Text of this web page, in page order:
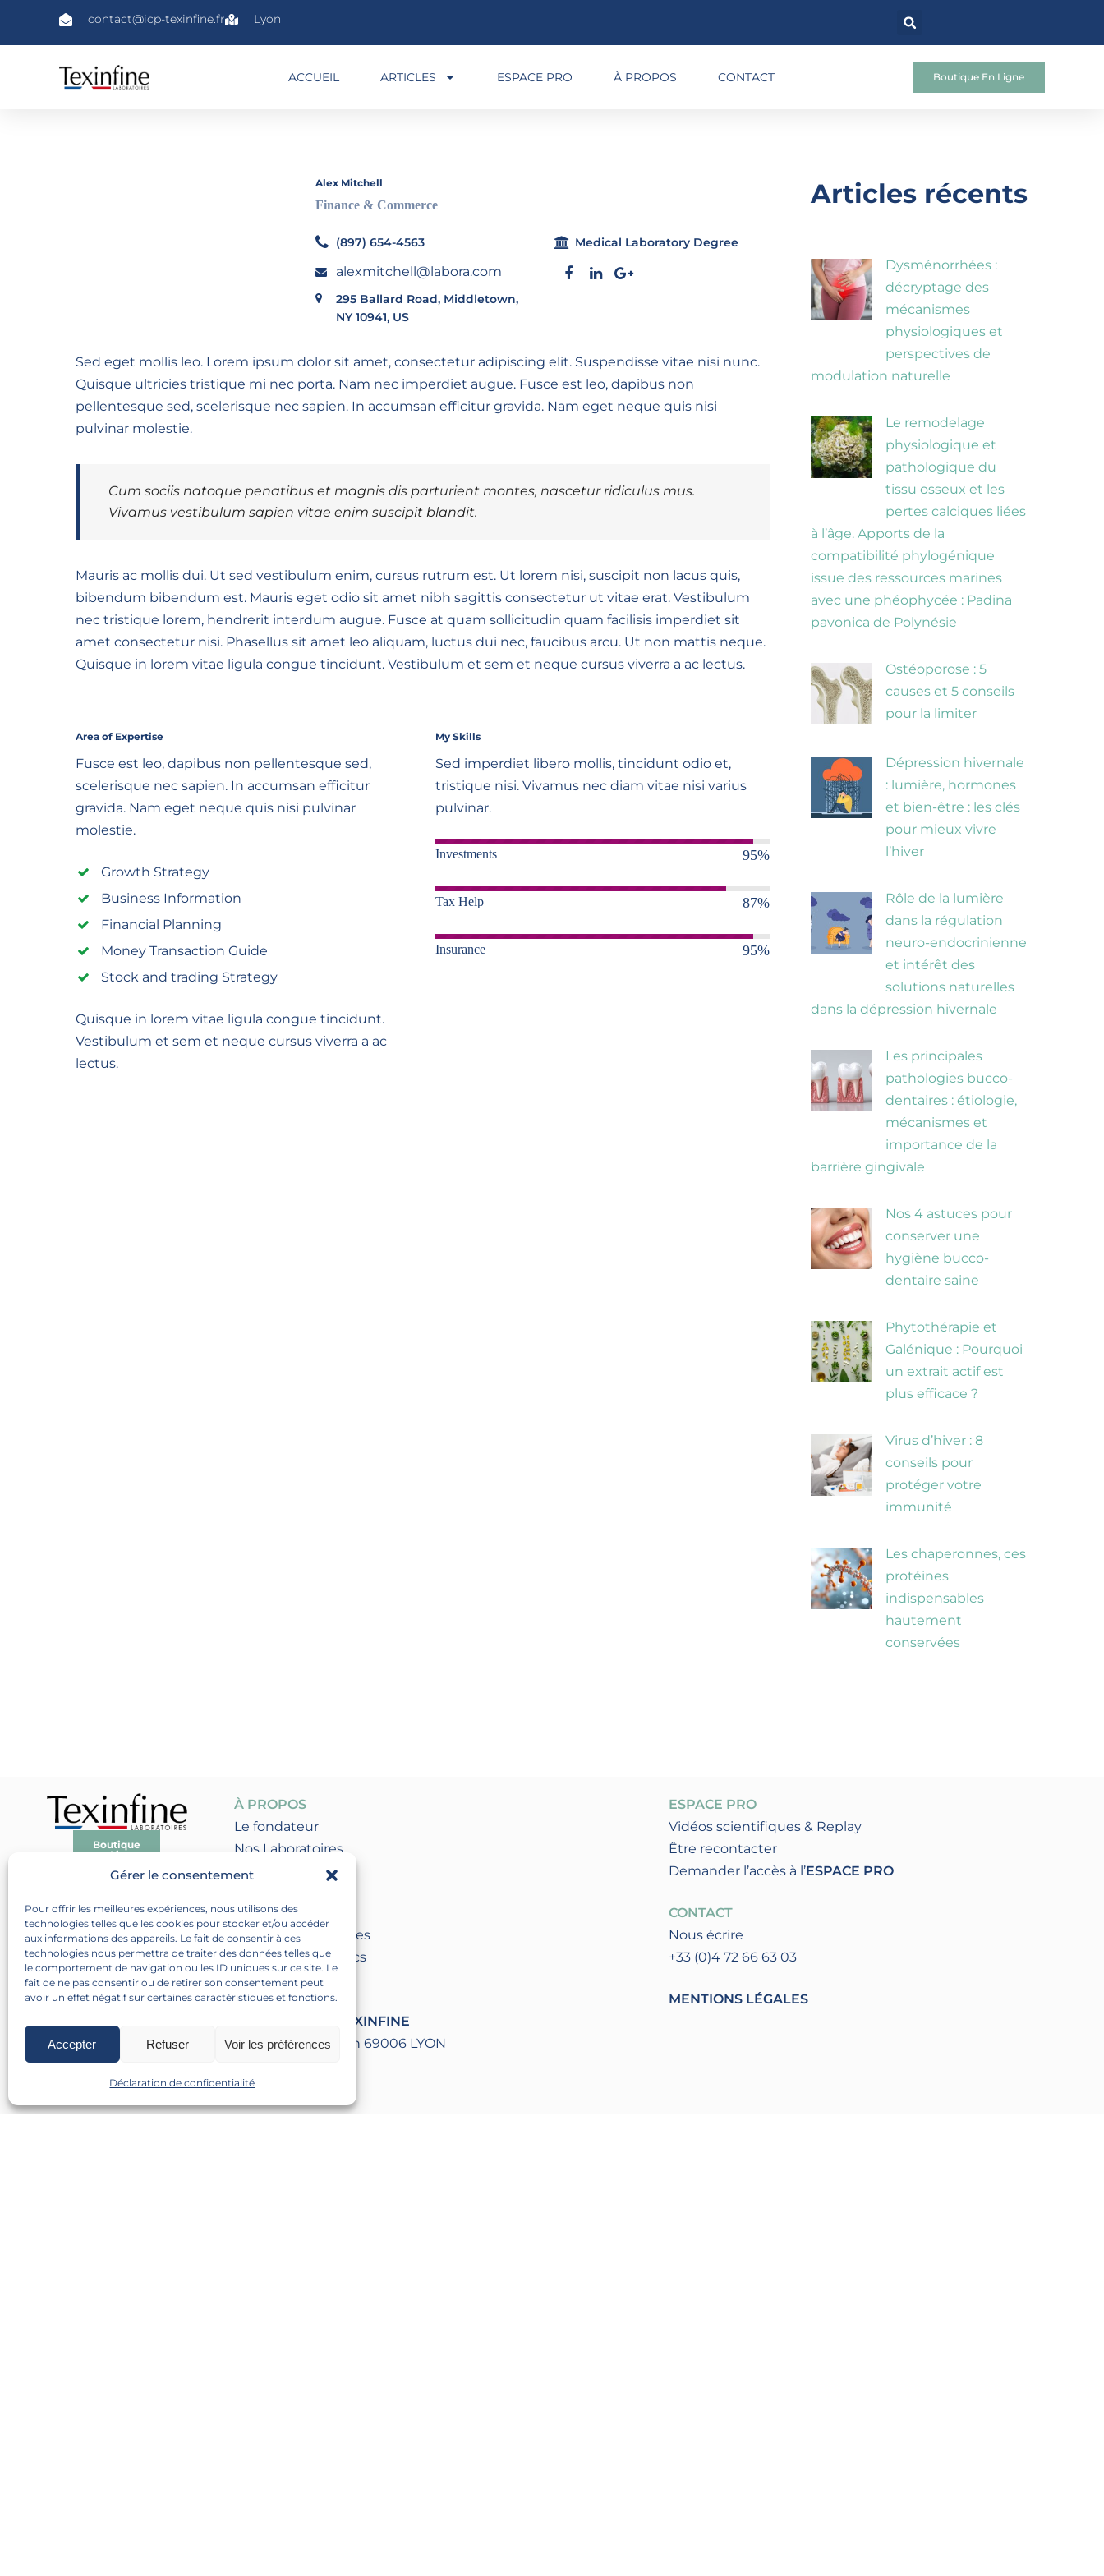
Gérer le consentement
Pour offrir les meilleures expériences, nous utilisons des
technologies telles que les cookies pour stocker et/ou accéder
aux informations des appareils. Le fait de consentir à ces
technologies nous permettra de traiter des données telles que
le comportement de navigation ou les ID uniques sur ce site. Le
fait de ne pas consentir ou de retirer son consentement peut
avoir un effet négatif sur certaines caractéristiques et fonctions.
Accepter Refuser Voir les préférences
Déclaration de confidentialité
contact@icp-texinfine.fr Lyon
ACCUEIL ARTICLES ESPACE PRO À PROPOS CONTACT Boutique En Ligne
Alex Mitchell
Finance & Commerce
(897) 654-4563
alexmitchell@labora.com
295 Ballard Road, Middletown,
NY 10941, US
Medical Laboratory Degree
Sed eget mollis leo. Lorem ipsum dolor sit amet, consectetur adipiscing elit. Suspendisse vitae nisi nunc.
Quisque ultricies tristique mi nec porta. Nam nec imperdiet augue. Fusce est leo, dapibus non
pellentesque sed, scelerisque nec sapien. In accumsan efficitur gravida. Nam eget neque quis nisi
pulvinar molestie.
Cum sociis natoque penatibus et magnis dis parturient montes, nascetur ridiculus mus.
Vivamus vestibulum sapien vitae enim suscipit blandit.
Mauris ac mollis dui. Ut sed vestibulum enim, cursus rutrum est. Ut lorem nisi, suscipit non lacus quis,
bibendum bibendum est. Mauris eget odio sit amet nibh sagittis consectetur ut vitae erat. Vestibulum
nec tristique lorem, hendrerit interdum augue. Fusce at quam sollicitudin quam facilisis imperdiet sit
amet consectetur nisi. Phasellus sit amet leo aliquam, luctus dui nec, faucibus arcu. Ut non mattis neque.
Quisque in lorem vitae ligula congue tincidunt. Vestibulum et sem et neque cursus viverra a ac lectus.
Area of Expertise
Fusce est leo, dapibus non pellentesque sed,
scelerisque nec sapien. In accumsan efficitur
gravida. Nam eget neque quis nisi pulvinar
molestie.
Growth Strategy
Business Information
Financial Planning
Money Transaction Guide
Stock and trading Strategy
Quisque in lorem vitae ligula congue tincidunt.
Vestibulum et sem et neque cursus viverra a ac
lectus.
My Skills
Sed imperdiet libero mollis, tincidunt odio et,
tristique nisi. Vivamus nec diam vitae nisi varius
pulvinar.
Investments 95%
Tax Help 87%
Insurance 95%
Articles récents
Dysménorrhées :
décryptage des
mécanismes
physiologiques et
perspectives de
modulation naturelle
Le remodelage
physiologique et
pathologique du
tissu osseux et les
pertes calciques liées
à l’âge. Apports de la
compatibilité phylogénique
issue des ressources marines
avec une phéophycée : Padina
pavonica de Polynésie
Ostéoporose : 5
causes et 5 conseils
pour la limiter
Dépression hivernale
: lumière, hormones
et bien-être : les clés
pour mieux vivre
l’hiver
Rôle de la lumière
dans la régulation
neuro-endocrinienne
et intérêt des
solutions naturelles
dans la dépression hivernale
Les principales
pathologies bucco-
dentaires : étiologie,
mécanismes et
importance de la
barrière gingivale
Nos 4 astuces pour
conserver une
hygiène bucco-
dentaire saine
Phytothérapie et
Galénique : Pourquoi
un extrait actif est
plus efficace ?
Virus d’hiver : 8
conseils pour
protéger votre
immunité
Les chaperonnes, ces
protéines
indispensables
hautement
conservées
Boutique
en Ligne
À PROPOS
Le fondateur
Nos Laboratoires
Tous nos articles
Articles scientifiques
Articles tous publics
NOUS TROUVER
LABORATOIRE TEXINFINE
60 Rue Duguesclin 69006 LYON
ESPACE PRO
Vidéos scientifiques & Replay
Être recontacter
Demander l’accès à l’ESPACE PRO
CONTACT
Nous écrire
+33 (0)4 72 66 63 03
MENTIONS LÉGALES